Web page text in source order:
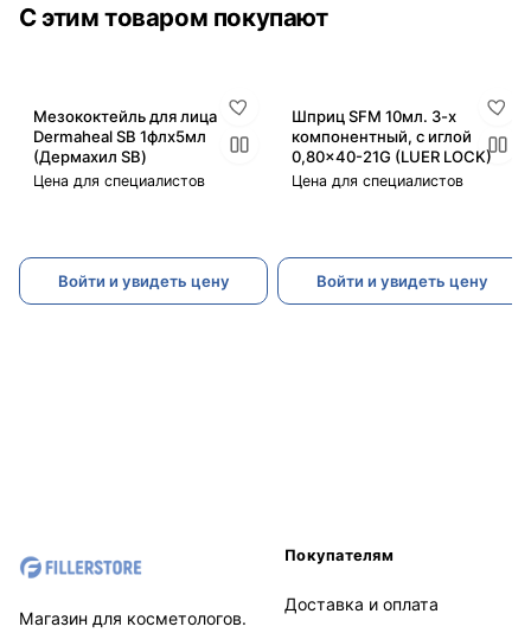
С этим товаром покупают
Мезококтейль для лица
Dermaheal SB 1флx5мл
(Дермахил SB)
Цена для специалистов
Войти и увидеть цену
Шприц SFM 10мл. 3-х
компонентный, с иглой
0,80x40-21G (LUER LOCK)
Цена для специалистов
Войти и увидеть цену
Магазин для косметологов.
Покупателям
Доставка и оплата